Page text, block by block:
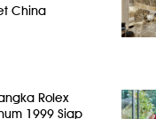
China
Rolex
1999 Siap